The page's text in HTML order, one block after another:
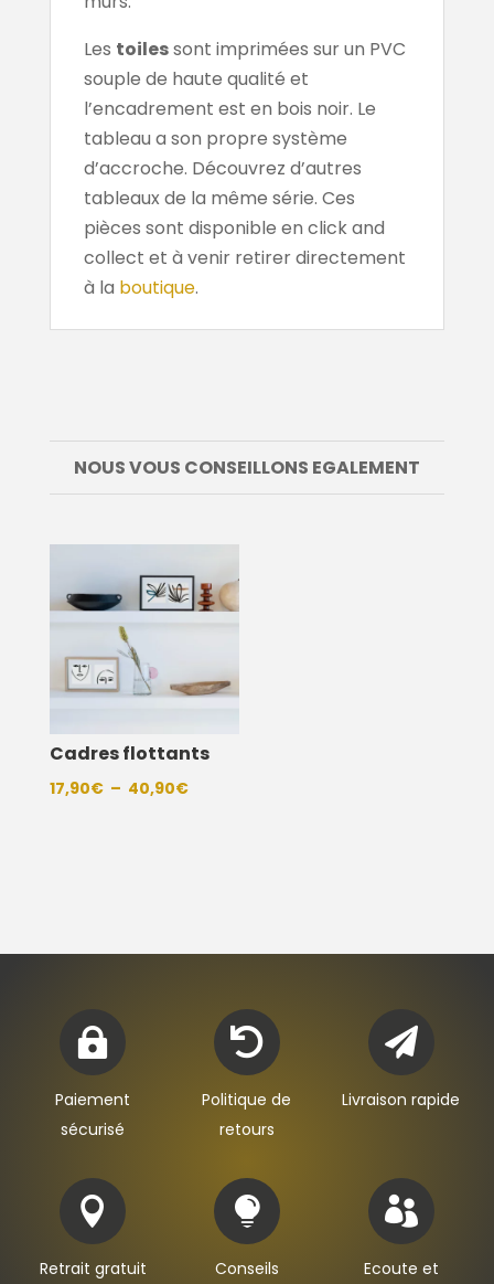
Les toilessont imprimées sur un PVC
souple de haute qualité et
l’encadrement est en bois noir. Le
tableau a son propre système
d’accroche. Découvrez d’autres
tableaux de la même série. Ces
pièces sont disponible en click and
collect et à venir retirer directement
à la boutique.
NOUS VOUS CONSEILLONS EGALEMENT
Cadres flottants
17,90€ – 40,90€Plage

Paiement
sécurisé

Politique de
retours

Livraison rapide

Retrait gratuit

Conseils

Ecoute et